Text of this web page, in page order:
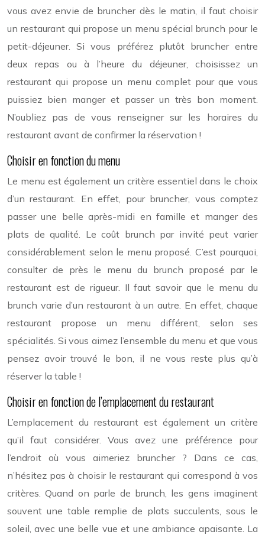
vous avez envie de bruncher dès le matin, il faut choisir
un restaurant qui propose un menu spécial brunch pour le
petit-déjeuner. Si vous préférez plutôt bruncher entre
deux repas ou à l’heure du déjeuner, choisissez un
restaurant qui propose un menu complet pour que vous
puissiez bien manger et passer un très bon moment.
N’oubliez pas de vous renseigner sur les horaires du
restaurant avant de confirmer la réservation !
Choisir en fonction du menu
Le menu est également un critère essentiel dans le choix
d’un restaurant. En effet, pour bruncher, vous comptez
passer une belle après-midi en famille et manger des
plats de qualité. Le coût brunch par invité peut varier
considérablement selon le menu proposé. C’est pourquoi,
consulter de près le menu du brunch proposé par le
restaurant est de rigueur. Il faut savoir que le menu du
brunch varie d’un restaurant à un autre. En effet, chaque
restaurant propose un menu différent, selon ses
spécialités. Si vous aimez l’ensemble du menu et que vous
pensez avoir trouvé le bon, il ne vous reste plus qu’à
réserver la table !
Choisir en fonction de l’emplacement du restaurant
L’emplacement du restaurant est également un critère
qu’il faut considérer. Vous avez une préférence pour
l’endroit où vous aimeriez bruncher ? Dans ce cas,
n’hésitez pas à choisir le restaurant qui correspond à vos
critères. Quand on parle de brunch, les gens imaginent
souvent une table remplie de plats succulents, sous le
soleil, avec une belle vue et une ambiance apaisante. La